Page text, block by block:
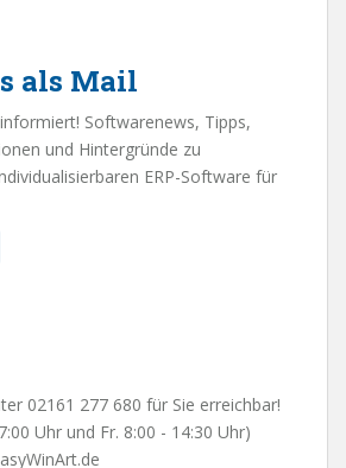
als Mail
Softwarenews, Tipps,
und Hintergründe zu
ERP-Software für
02161 277 680 für Sie erreichbar!
Uhr und Fr. 8:00 - 14:30 Uhr)